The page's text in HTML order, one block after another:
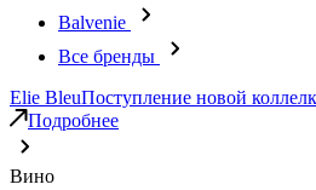
Balvenie
Все бренды
Elie BleuПоступление новой
Подробнее
Вино